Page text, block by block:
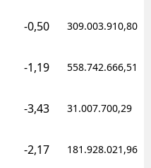
-0,50 309.003.910,80
-1,19 558.742.666,51
-3,43 31.007.700,29
-2,17 181.928.021,96